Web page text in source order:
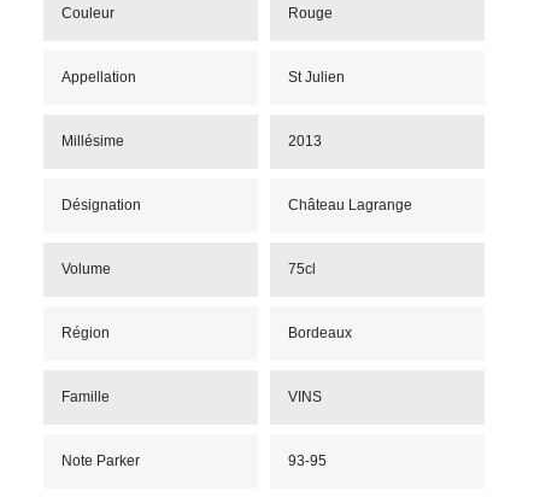
Couleur Rouge
Appellation St Julien
Millésime 2013
Désignation Château Lagrange
Volume 75cl
Région Bordeaux
Famille VINS
Note Parker 93-95